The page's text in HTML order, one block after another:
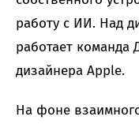
работу с ИИ. Над
работает команда
дизайнера Apple.
На фоне